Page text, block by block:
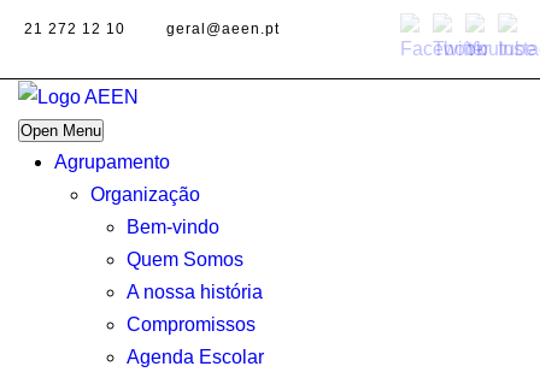
21 272 12 10 geral@aeen.pt
Open Menu
Agrupamento
Organização
Bem-vindo
Quem Somos
A nossa história
Compromissos
Agenda Escolar